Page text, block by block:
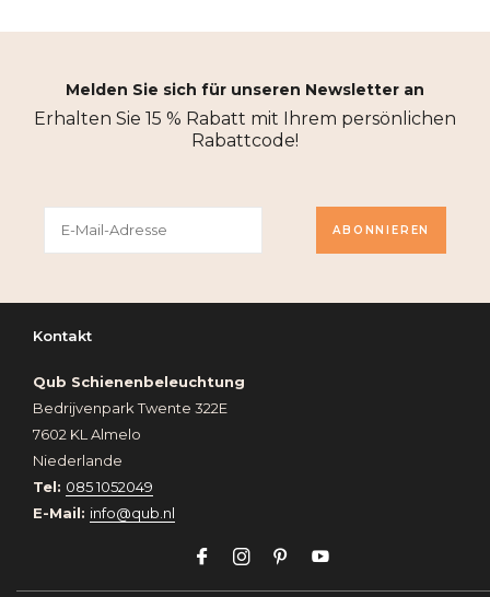
Melden Sie sich für unseren Newsletter an
Erhalten Sie 15 % Rabatt mit Ihrem persönlichen
Rabattcode!
ABONNIEREN
Kontakt
Qub Schienenbeleuchtung
Bedrijvenpark Twente 322E
7602 KL Almelo
Niederlande
Tel: 085 1052049
E-Mail: info@qub.nl